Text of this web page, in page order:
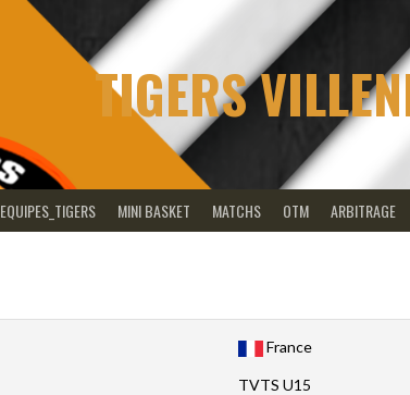
TIGERS
EQUIPES_TIGERS MINI BASKET MATCHS OTM ARBITRAGE
France
TVTS U15